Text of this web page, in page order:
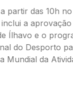
partir das 10h
a
Ílhavo e o
do Desporto
Mundial da